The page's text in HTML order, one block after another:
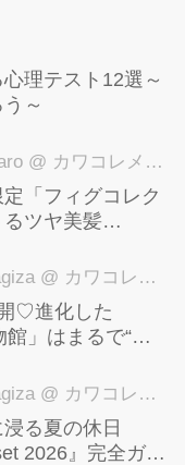
年。若い女性だ
愛される商品に
、女性に嬉しい
をたっぷり配合
だける美容ゼリ
ー」商品...
理テスト12選～
～
@ カワコレメディア編集部
「フィグコレク
ツヤ美髪
@ カワコレメディア編集部
♡進化した
館」はまるで“コ
@ カワコレメディア編集部
る夏の休日
2026』完全ガイ